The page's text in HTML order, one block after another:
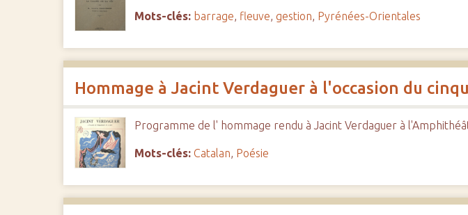
Mots-clés: barrage, fleuve,gestion, Pyrénées-Orientales
Hommage à Jacint Verdaguer à l'occasion du
Programme de l' hommage rendu à Jacint Verdaguer à
Mots-clés: Catalan, Poésie